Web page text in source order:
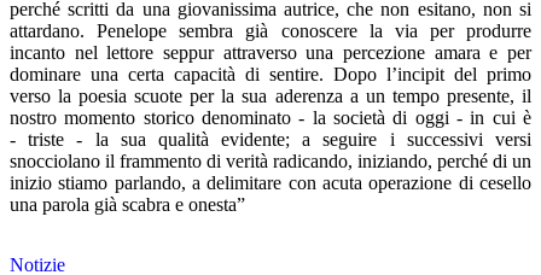
perché scritti da una giovanissima autrice, che non esitano, non si
attardano. Penelope sembra già conoscere la via per produrre
incanto nel lettore seppur attraverso una percezione amara e per
dominare una certa capacità di sentire. Dopo l’incipit del primo
verso la poesia scuote per la sua aderenza a un tempo presente, il
nostro momento storico denominato - la società di oggi - in cui è
- triste - la sua qualità evidente; a seguire i successivi versi
snocciolano il frammento di verità radicando, iniziando, perché di un
inizio stiamo parlando, a delimitare con acuta operazione di cesello
una parola già scabra e onesta”
Notizie